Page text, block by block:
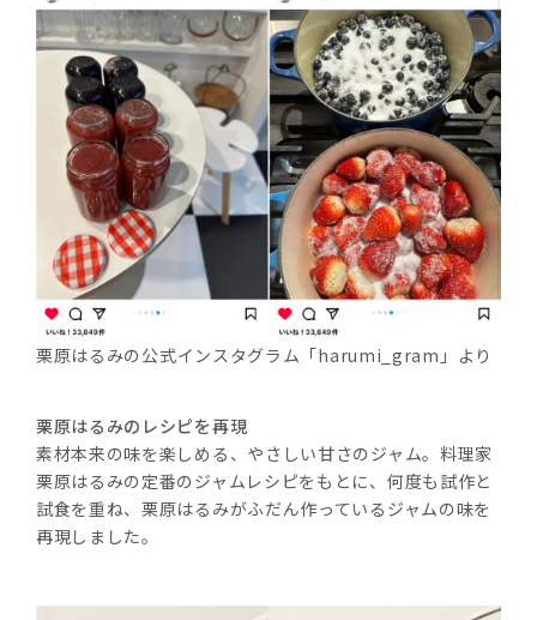
栗原はるみの公式インスタグラム「harumi_gram」より
栗原はるみのレシピを再現
素材本来の味を楽しめる、やさしい甘さのジャム。料理家
栗原はるみの定番のジャムレシピをもとに、何度も試作と
試食を重ね、栗原はるみがふだん作っているジャムの味を
再現しました。